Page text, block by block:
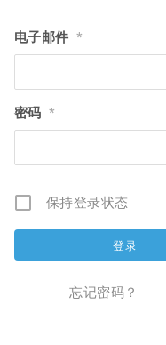
电子邮件 *
密码 *
保持登录状态
忘记密码？